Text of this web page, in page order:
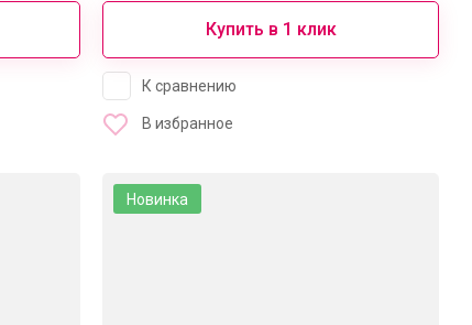
Купить в 1 клик
К сравнению
В избранное
Новинка